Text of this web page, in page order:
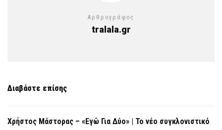
Αρθρογράφος
tralala.gr
Διαβάστε επίσης
Χρήστος Μάστορας – «Εγώ Για Δύο» | Το νέο συγκλονιστικό